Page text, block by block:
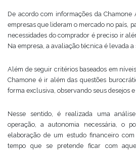
De acordo com informações da Chamone
empresas que lideram o mercado no país,
necessidades do comprador é preciso ir
Na empresa, a avaliação técnica é levada a
Além de seguir critérios baseados em
Chamone é ir além das questões
forma exclusiva, observando seus desejos e
Nesse sentido, é realizada uma
operação, a autonomia necessária, o
elaboração de um estudo financeiro
tempo que se pretende ficar com